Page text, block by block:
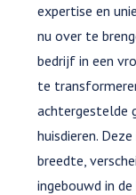
expertise en
nu over te
bedrijf in een
te
achtergestelde
huisdieren.
breedte,
ingebouwd in